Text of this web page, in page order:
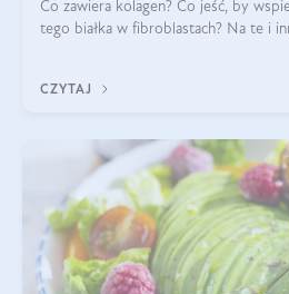
Co zawiera kolagen? Co jeść, by
tego białka w fibroblastach? Na te i
CZYTAJ